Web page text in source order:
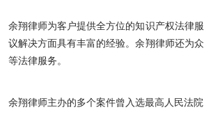
余翔律师为客户提供全方位的知识产权法律
议解决方面具有丰富的经验。余翔律师还为
等法律服务。
余翔律师主办的多个案件曾入选最高人民法